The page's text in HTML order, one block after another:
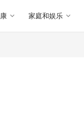
家庭和娱乐